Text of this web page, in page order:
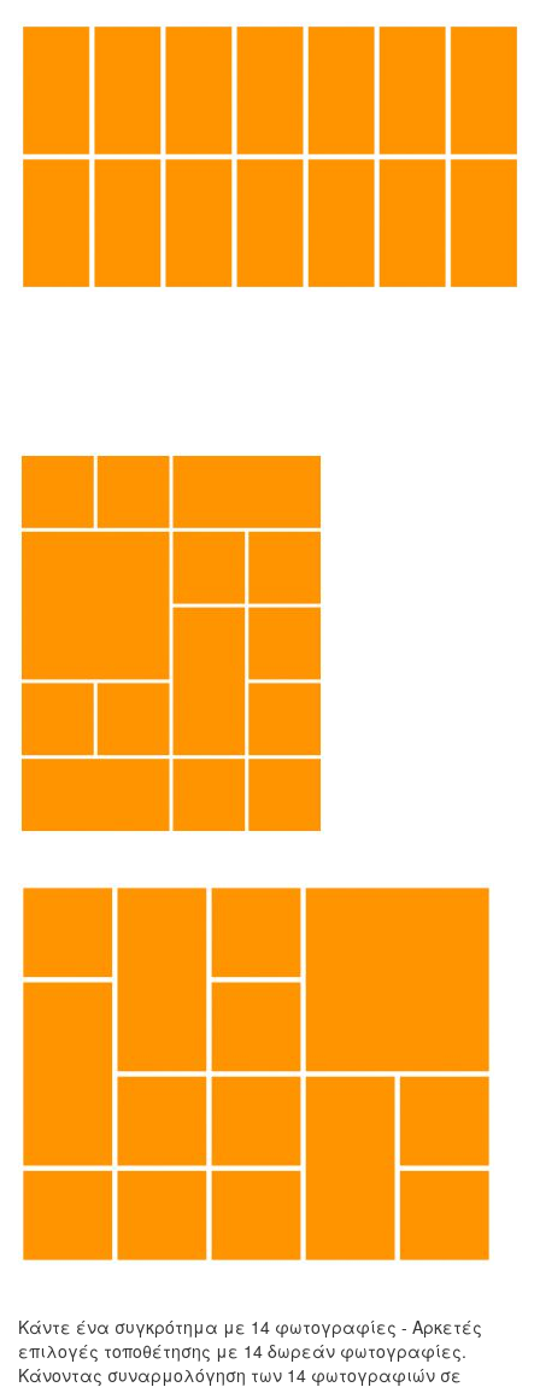
Κάντε ένα συγκρότημα με 14 φωτογραφίες - Αρκετές
επιλογές τοποθέτησης με 14 δωρεάν φωτογραφίες.
Κάνοντας συναρμολόγηση των 14 φωτογραφιών σε